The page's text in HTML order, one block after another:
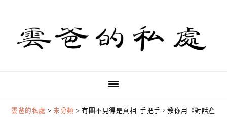
primary
navigation
content
primary
sidebar
雲爸的私處 >未分類 >有圖不見得是真相! 手把手，教你用《對話產